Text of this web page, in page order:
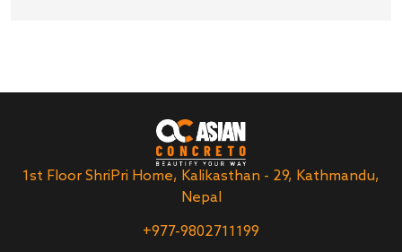
1st Floor ShriPri Home, Kalikasthan - 29, Kathmandu,
Nepal
+977-9802711199